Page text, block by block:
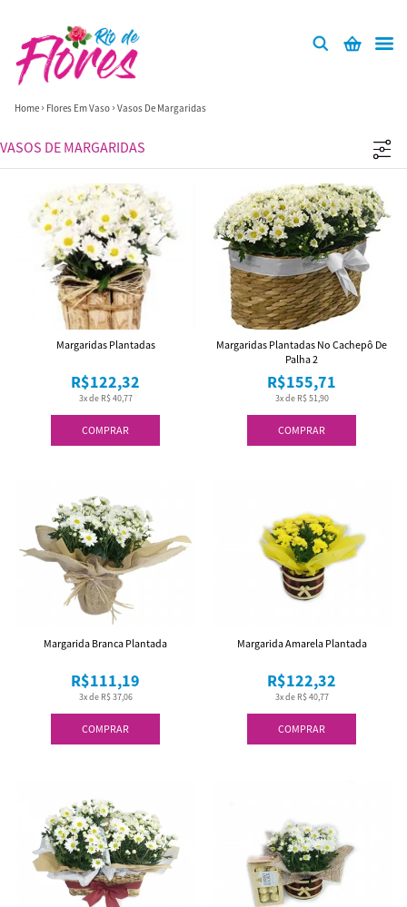
Home Flores Em Vaso Vasos De Margaridas
VASOS DE MARGARIDAS
COMPRAR
3x de R$ 40,77
R$122,32
Margaridas Plantadas
COMPRAR
3x de R$ 51,90
R$155,71
Margaridas Plantadas No Cachepô De
Palha 2
COMPRAR
3x de R$ 37,06
R$111,19
Margarida Branca Plantada
COMPRAR
3x de R$ 40,77
R$122,32
Margarida Amarela Plantada